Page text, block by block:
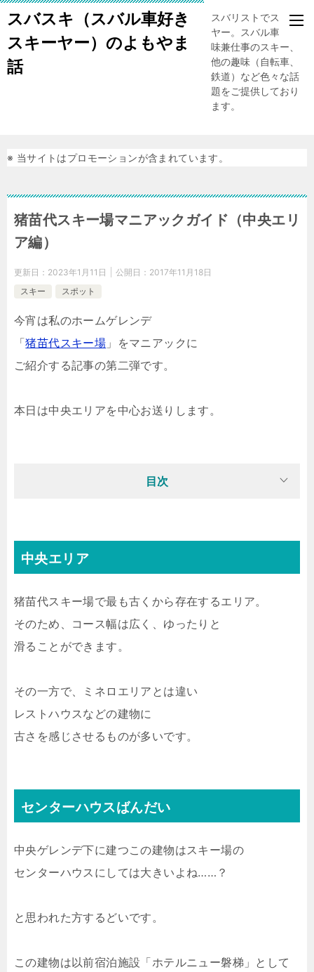
スバスキ（スバル車好き
スキーヤー）のよもやま
話
スバリストでスキー
ヤー。スバル車、趣
味兼仕事のスキー、
他の趣味（自転車、
鉄道）など色々な話
題をご提供しており
ます。
※ 当サイトはプロモーションが含まれています。
猪苗代スキー場マニアックガイド（中央エリ
ア編）
更新日： 2023年1月11日 公開日： 2017年11月18日
スキー
スポット
今宵は私のホームゲレンデ
「猪苗代スキー場 」をマニアックに
ご紹介する記事の第二弾です。
本日は中央エリアを中心お送りします。
目次
中央エリア
猪苗代スキー場で最も古くから存在するエリア。
そのため、コース幅は広く、ゆったりと
滑ることができます。
その一方で、ミネロエリアとは違い
レストハウスなどの建物に
古さを感じさせるものが多いです。
センターハウスばんだい
中央ゲレンデ下に建つこの建物はスキー場の
センターハウスにしては大きいよね……？
と思われた方するどいです。
この建物は以前宿泊施設「ホテルニュー磐梯」として